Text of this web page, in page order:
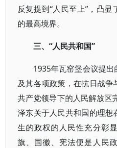
反复提到“人民至上”，凸
的最高境界。
三、“人民共和国”
1935年瓦窑堡会议提
及其各项政策，在抗日战争
共产党领导下的人民解放区
泽东关于人民共和国的理
生的政权的人民性充分彰
旗、国徽、宪法便是人民